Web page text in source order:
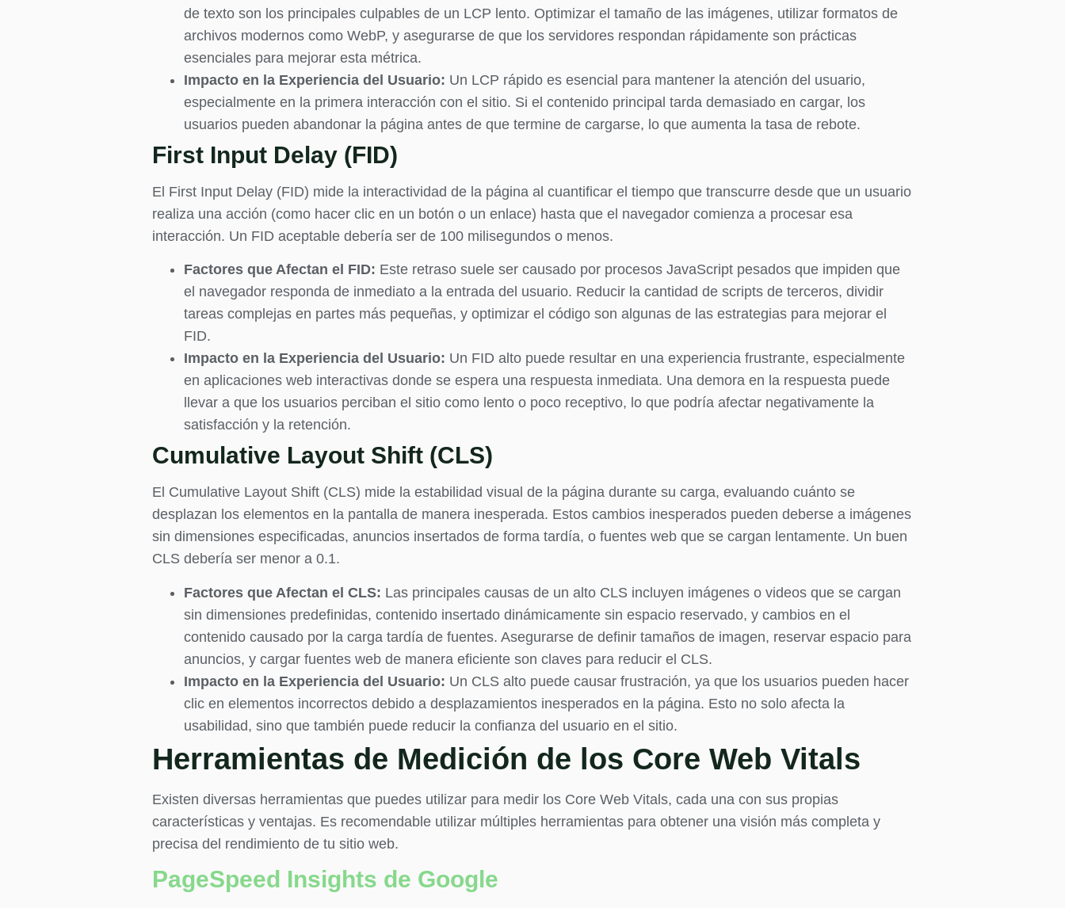
de texto son los principales culpables de un LCP lento. Optimizar el tamaño de las imágenes, utilizar formatos de
archivos modernos como WebP, y asegurarse de que los servidores respondan rápidamente son prácticas
esenciales para mejorar esta métrica.
Impacto en la Experiencia del Usuario: Un LCP rápido es esencial para mantener la atención del usuario,
especialmente en la primera interacción con el sitio. Si el contenido principal tarda demasiado en cargar, los
usuarios pueden abandonar la página antes de que termine de cargarse, lo que aumenta la tasa de rebote.
First Input Delay (FID)
El First Input Delay (FID) mide la interactividad de la página al cuantificar el tiempo que transcurre desde que un usuario
realiza una acción (como hacer clic en un botón o un enlace) hasta que el navegador comienza a procesar esa
interacción. Un FID aceptable debería ser de 100 milisegundos o menos.
Factores que Afectan el FID: Este retraso suele ser causado por procesos JavaScript pesados que impiden que
el navegador responda de inmediato a la entrada del usuario. Reducir la cantidad de scripts de terceros, dividir
tareas complejas en partes más pequeñas, y optimizar el código son algunas de las estrategias para mejorar el
FID.
Impacto en la Experiencia del Usuario: Un FID alto puede resultar en una experiencia frustrante, especialmente
en aplicaciones web interactivas donde se espera una respuesta inmediata. Una demora en la respuesta puede
llevar a que los usuarios perciban el sitio como lento o poco receptivo, lo que podría afectar negativamente la
satisfacción y la retención.
Cumulative Layout Shift (CLS)
El Cumulative Layout Shift (CLS) mide la estabilidad visual de la página durante su carga, evaluando cuánto se
desplazan los elementos en la pantalla de manera inesperada. Estos cambios inesperados pueden deberse a imágenes
sin dimensiones especificadas, anuncios insertados de forma tardía, o fuentes web que se cargan lentamente. Un buen
CLS debería ser menor a 0.1.
Factores que Afectan el CLS: Las principales causas de un alto CLS incluyen imágenes o videos que se cargan
sin dimensiones predefinidas, contenido insertado dinámicamente sin espacio reservado, y cambios en el
contenido causado por la carga tardía de fuentes. Asegurarse de definir tamaños de imagen, reservar espacio para
anuncios, y cargar fuentes web de manera eficiente son claves para reducir el CLS.
Impacto en la Experiencia del Usuario: Un CLS alto puede causar frustración, ya que los usuarios pueden hacer
clic en elementos incorrectos debido a desplazamientos inesperados en la página. Esto no solo afecta la
usabilidad, sino que también puede reducir la confianza del usuario en el sitio.
Herramientas de Medición de los Core Web Vitals
Existen diversas herramientas que puedes utilizar para medir los Core Web Vitals, cada una con sus propias
características y ventajas. Es recomendable utilizar múltiples herramientas para obtener una visión más completa y
precisa del rendimiento de tu sitio web.
PageSpeed Insights de Google